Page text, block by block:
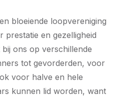
bloeiende loopvereniging
prestatie en gezelligheid
ons op verschillende
tot gevorderden, voor
voor halve en hele
kunnen lid worden, want